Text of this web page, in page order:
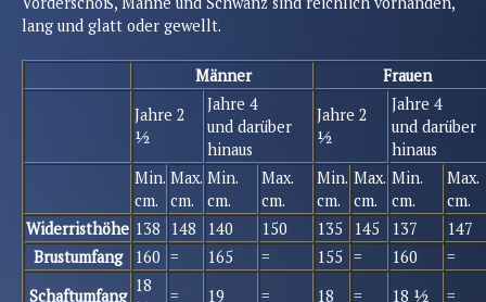
lang und glatt oder gewellt.
Männer
Frauen
Jahre 2
½
Jahre 4
und darüber
hinaus
Jahre 2
½
Jahre 4
und darüber
hinaus
Min.
cm.
Max.
cm.
Min.
cm.
Max.
cm.
Min.
cm.
Max.
cm.
Min.
cm.
Max.
cm.
Widerristhöhe 138 148 140 150 135 145 137
147
Brustumfang
160 = 165 = 155 = 160
=
Schaftumfang
18
= 19 = 18 = 18 ½
=